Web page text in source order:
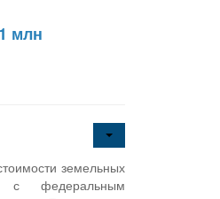
млн
земельных
с федеральным